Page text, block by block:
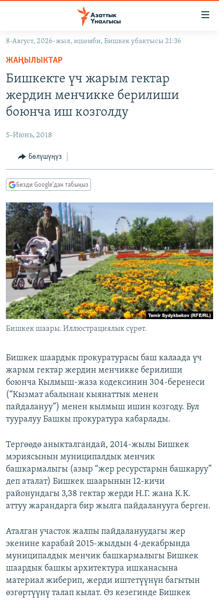
Навигацияга
өтүңүз
Издөөгө
салыңыз
МАДАНИЯТ
УКРАИНА
ТВ ПРОГРАММАЛАР
БҮГҮН АЗАТТЫКТА
ДАНИСТЕ
ЭЖЕ-СИҢДИЛЕР
АЗАТТЫК+
ЫҢГАЙСЫЗ СУРООЛОР
ПОДКАСТ
Русский
ОНЛАЙН ШЕРИНЕ
ЭЕ/АРнун бардык сайттары
8-Август, 2026-жыл, ишемби, Бишкек убактысы 21:36
ЖАҢЫЛЫКТАР
Бишкекте үч жарым гектар
жердин менчикке берилиши
боюнча иш козголду
5-Июнь, 2018
Бөлүшүңүз
Бизди Google'дан табыңыз
Бишкек шаары. Иллюстрациялык сүрөт.
Бишкек шаардык прокуратурасы баш калаада үч
жарым гектар жердин менчикке берилиши
боюнча Кылмыш-жаза кодексинин 304-беренеси
(“Кызмат абалынан кыянаттык менен
пайдалануу”) менен кылмыш ишин козгоду. Бул
тууралуу Башкы прокуратура кабарлады.
Тергөөдө аныкталгандай, 2014-жылы Бишкек
мэриясынын муниципалдык менчик
башкармалыгы (азыр “жер ресурстарын башкаруу”
деп аталат) Бишкек шаарынын 12-кичи
районундагы 3,38 гектар жерди Н.Г. жана К.К.
аттуу жарандарга бир жылга пайдаланууга берген.
Аталган участок жалпы пайдалануудагы жер
экенине карабай 2015-жылдын 4-декабрында
муниципалдык менчик башкармалыгы Бишкек
шаардык башкы архитектура ишканасына
материал жиберип, жерди иштетүүнүн багытын
өзгөртүүнү талап кылат. Өз кезегинде Бишкек